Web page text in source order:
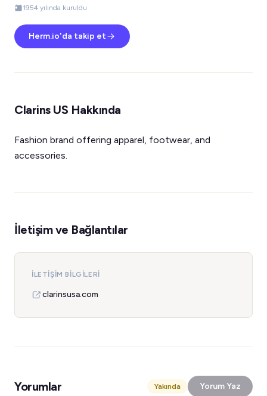
1954 yılında kuruldu
Herm.io'da takip et
Clarins US Hakkında
Fashion brand offering apparel, footwear, and
accessories.
İletişim ve Bağlantılar
İLETIŞIM BILGILERI
clarinsusa.com
Yorumlar Yakında Yorum Yaz